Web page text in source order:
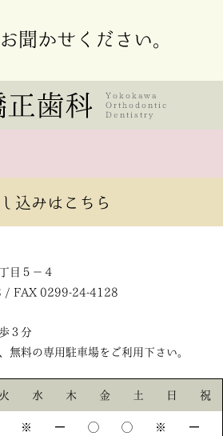
聞かせください。
込みはこちら
目５－４
/ FAX 0299-24-4128
３分
無料の専用駐車場をご利用下さい。
火 水 木 金 土 日 祝
※ ー ◯ ◯ ※ ー